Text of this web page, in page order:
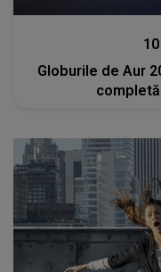
Globurile de Aur